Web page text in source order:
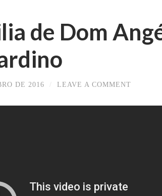
de Dom
DE 2016 LEAVE A COMMENT